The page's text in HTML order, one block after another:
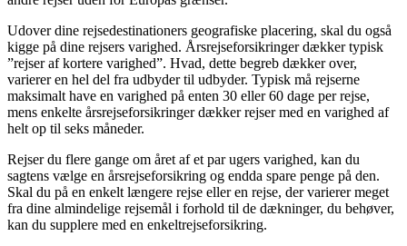
Udover dine rejsedestinationers geografiske placering, skal du også
kigge på dine rejsers varighed. Årsrejseforsikringer dækker typisk
”rejser af kortere varighed”. Hvad, dette begreb dækker over,
varierer en hel del fra udbyder til udbyder. Typisk må rejserne
maksimalt have en varighed på enten 30 eller 60 dage per rejse,
mens enkelte årsrejseforsikringer dækker rejser med en varighed af
helt op til seks måneder.
Rejser du flere gange om året af et par ugers varighed, kan du
sagtens vælge en årsrejseforsikring og endda spare penge på den.
Skal du på en enkelt længere rejse eller en rejse, der varierer meget
fra dine almindelige rejsemål i forhold til de dækninger, du behøver,
kan du supplere med en enkeltrejseforsikring.